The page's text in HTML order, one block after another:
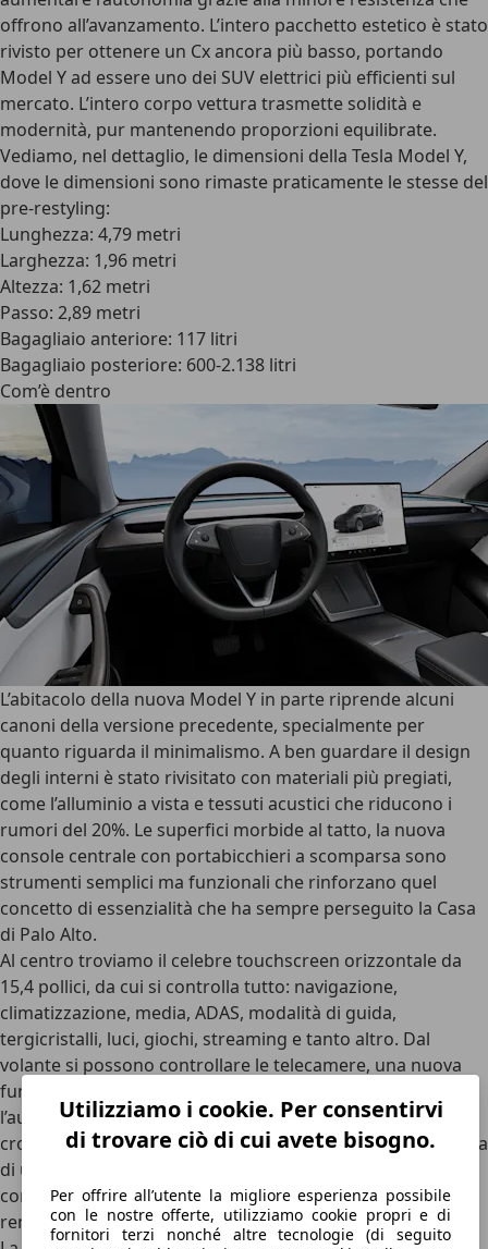
Utilizziamo i cookie. Per consentirvi
di trovare ciò di cui avete bisogno.
Per offrire all’utente la migliore esperienza possibile
con le nostre offerte, utilizziamo cookie propri e di
fornitori terzi nonché altre tecnologie (di seguito
offrono all’avanzamento. L’intero pacchetto estetico è stato
rivisto per ottenere un Cx ancora più basso, portando
Model Y ad essere uno dei SUV elettrici più efficienti sul
mercato. L’intero corpo vettura trasmette solidità e
modernità, pur mantenendo proporzioni equilibrate.
Vediamo, nel dettaglio, le dimensioni della Tesla Model Y,
dove le dimensioni sono rimaste praticamente le stesse del
pre-restyling:
Lunghezza: 4,79 metri
Larghezza: 1,96 metri
Altezza: 1,62 metri
Passo: 2,89 metri
Bagagliaio anteriore: 117 litri
Bagagliaio posteriore: 600-2.138 litri
Com’è dentro
L’abitacolo della nuova Model Y in parte riprende alcuni
canoni della versione precedente, specialmente per
quanto riguarda il minimalismo. A ben guardare il design
degli interni è stato rivisitato con materiali più pregiati,
come l’alluminio a vista e tessuti acustici che riducono i
rumori del 20%. Le superfici morbide al tatto, la nuova
console centrale con portabicchieri a scomparsa sono
strumenti semplici ma funzionali che rinforzano quel
concetto di essenzialità che ha sempre perseguito la Casa
di Palo Alto.
Al centro troviamo il celebre touchscreen orizzontale da
15,4 pollici, da cui si controlla tutto: navigazione,
climatizzazione, media, ADAS, modalità di guida,
tergicristalli, luci, giochi, streaming e tanto altro. Dal
volante si possono controllare le telecamere, una nuova
funzione, così come adoperare le funzioni di base come
l’aumento del volume o il settaggio della velocità di
crociera. Anche ipasseggeri posterioriora dispongono ora
di un display da 8 pollici con funzioni multimediali e
comandi clima dedicati, oltre a porte USB-C da 65W che
rendono più veloce la ricarica dei device.